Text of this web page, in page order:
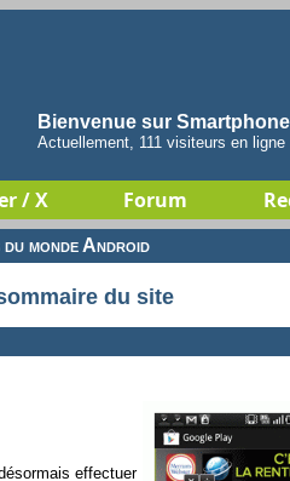
Bienvenue sur
Actuellement, 111 visiteurs en ligne
/ X Forum
monde Android
du site
effectuer